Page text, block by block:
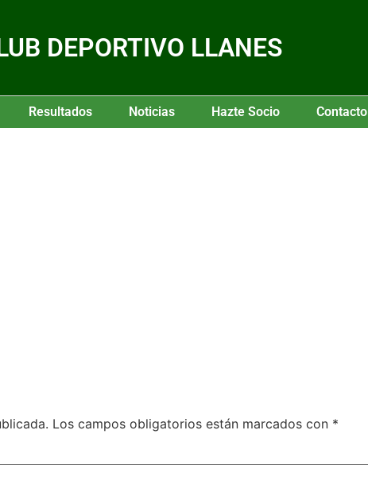
DEPORTIVO LLANES
Resultados Noticias Hazte Socio Contacto
Los campos obligatorios están marcados con *